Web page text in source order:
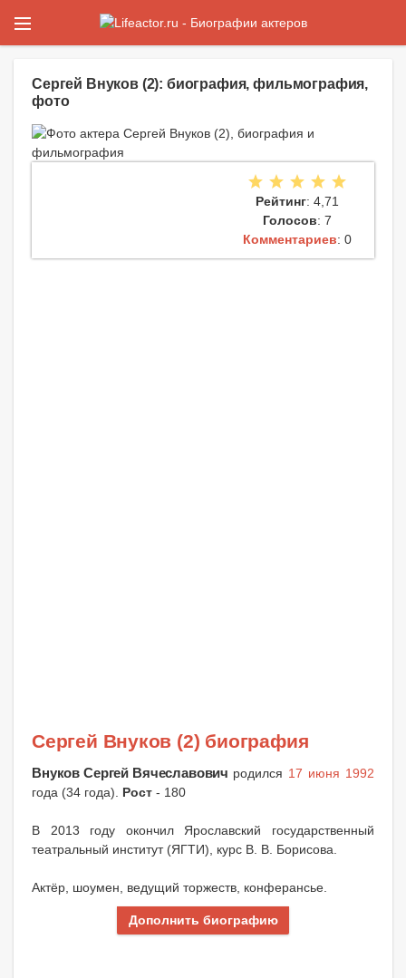
Сергей Внуков (2): биография, фильмография,
фото
Рейтинг: 4,71
Голосов: 7
Комментариев: 0
Сергей Внуков (2) биография
Внуков Сергей Вячеславович родился 17 июня 1992
года (34 года). Рост - 180
В 2013 году окончил Ярославский государственный
театральный институт (ЯГТИ), курс В. В. Борисова.
Актёр, шоумен, ведущий торжеств, конферансье.
Дополнить биографию